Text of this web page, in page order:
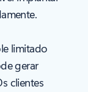
limitado
gerar
clientes